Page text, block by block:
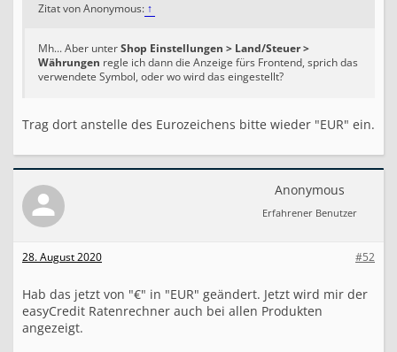
Zitat von Anonymous: ↑
Mh... Aber unterShop Einstellungen > Land/Steuer >
Währungen regle ich dann die Anzeige fürs Frontend, sprich das
verwendete Symbol, oder wo wird das eingestellt?
Trag dort anstelle des Eurozeichens bitte wieder "EUR" ein.
Anonymous
Erfahrener Benutzer
#52
28. August 2020
Hab das jetzt von "€" in "EUR" geändert. Jetzt wird mir der
easyCredit Ratenrechner auch bei allen Produkten
angezeigt.